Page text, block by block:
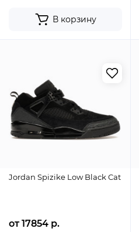
В корзину
Jordan Spizike Low Black Cat
от 17854 р.